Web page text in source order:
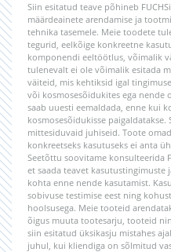
Siin esitatud teave põhineb
määrdeainete arendamise ja
tehnika tasemele. Meie toodete
tegurid, eelkõige konkreetne
komponendi eeltöötlus, võimalik
tulenevalt ei ole võimalik esitada
väiteid, mis kehtiksid igal
või kosmosesõidukites ega nende
saab uuesti eemaldada, enne kui
kosmosesõidukisse
mittesiduvaid juhiseid. Toote
konkreetseks kasutuseks ei anta
Seetõttu soovitame konsulteerida
et saada teavet
kohta enne nende kasutamist.
sobivuse testimise eest ning
hoolsusega. Meie tooteid
õigus muuta tootesarju, tooteid
siin esitatud üksikasju mistahes
juhul, kui kliendiga on sõlmitud